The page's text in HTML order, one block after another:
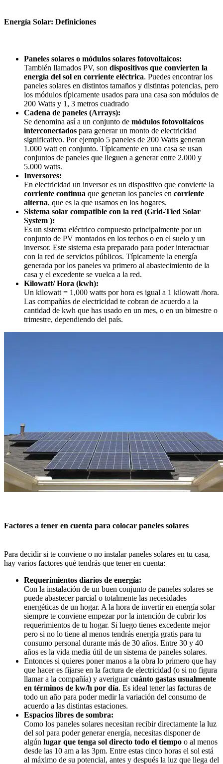
Energía Solar: Definiciones
Paneles solares o módulos solares fotovoltaicos:
También llamados PV, son dispositivos que convierten la
energía del sol en corriente eléctrica. Puedes encontrar los
paneles solares en distintos tamaños y distintas potencias, pero
los módulos típicamente usados para una casa son módulos de
200 Watts y 1, 3 metros cuadrado
Cadena de paneles (Arrays):
Se denomina así a un conjunto de módulos fotovoltaicos
interconectados para generar un monto de electricidad
significativo. Por ejemplo 5 paneles de 200 Watts generan
1.000 watt en conjunto. Típicamente en una casa se usan
conjuntos de paneles que lleguen a generar entre 2.000 y
5.000 watts.
Inversores:
En electricidad un inversor es un dispositivo que convierte la
corriente continua que generan los paneles en corriente
alterna, que es la que usamos en los hogares.
Sistema solar compatible con la red (Grid-Tied Solar
System ):
Es un sistema eléctrico compuesto principalmente por un
conjunto de PV montados en los techos o en el suelo y un
inversor. Este sistema esta preparado para poder interactuar
con la red de servicios públicos. Típicamente la energía
generada por los paneles va primero al abastecimiento de la
casa y el excedente se vuelca a la red.
Kilowatt/ Hora (kwh):
Un kilowatt = 1,000 watts por hora es igual a 1 kilowatt /hora.
Las compañías de electricidad te cobran de acuerdo a la
cantidad de kwh que has usado en un mes, o en un bimestre o
trimestre, dependiendo del país.
Factores a tener en cuenta para colocar paneles solares
Para decidir si te conviene o no instalar paneles solares en tu casa,
hay varios factores qué tendrás que tener en cuenta:
Requerimientos diarios de energía:
Con la instalación de un buen conjunto de paneles solares se
puede abastecer parcial o totalmente las necesidades
energéticas de un hogar. A la hora de invertir en energía solar
siempre te conviene empezar por la intención de cubrir los
requerimientos de tu hogar. Si luego tienes excedente mejor
pero si no lo tiene al menos tendrás energía gratis para tu
consumo personal durante más de 30 años. Entre 30 y 40
años es la vida media útil de un sistema de paneles solares.
Entonces si quieres poner manos a la obra lo primero que hay
que hacer es fijarse en la factura de electricidad (o si no figura
llamar a la compañía) y averiguar cuánto gastas usualmente
en términos de kw/h por día. Es ideal tener las facturas de
todo un año para poder medir la variación del consumo de
acuerdo a las distintas estaciones.
Espacios libres de sombra:
Como los paneles solares necesitan recibir directamente la luz
del sol para poder generar energía, necesitas disponer de
algún lugar que tenga sol directo todo el tiempo o al menos
desde las 10 am a las 3pm. Entre estas cinco horas el sol está
al máximo de su potencial, antes y después la luz que llega del